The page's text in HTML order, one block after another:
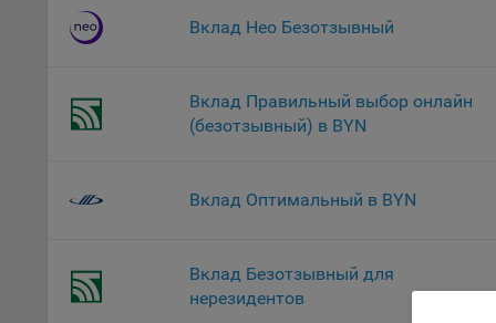
Вклад Нео Безотзывный
Вклад Правильный выбор онлайн
(безотзывный) в BYN
Вклад Оптимальный в BYN
Вклад Безотзывный для
нерезидентов